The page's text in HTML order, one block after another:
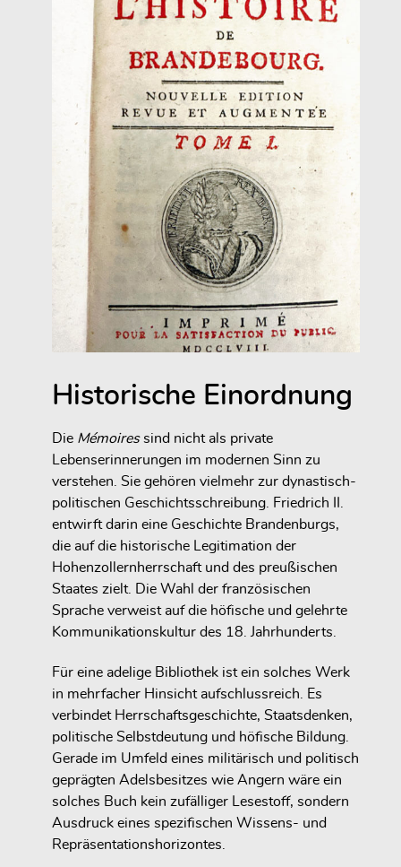
Historische Einordnung
Die Mémoiressind nicht als private
Lebenserinnerungen im modernen Sinn zu
verstehen. Sie gehören vielmehr zur dynastisch-
politischen Geschichtsschreibung. Friedrich II.
entwirft darin eine Geschichte Brandenburgs,
die auf die historische Legitimation der
Hohenzollernherrschaft und des preußischen
Staates zielt. Die Wahl der französischen
Sprache verweist auf die höfische und gelehrte
Kommunikationskultur des 18. Jahrhunderts.
Für eine adelige Bibliothek ist ein solches Werk
in mehrfacher Hinsicht aufschlussreich. Es
verbindet Herrschaftsgeschichte, Staatsdenken,
politische Selbstdeutung und höfische Bildung.
Gerade im Umfeld eines militärisch und politisch
geprägten Adelsbesitzes wie Angern wäre ein
solches Buch kein zufälliger Lesestoff, sondern
Ausdruck eines spezifischen Wissens- und
Repräsentationshorizontes.